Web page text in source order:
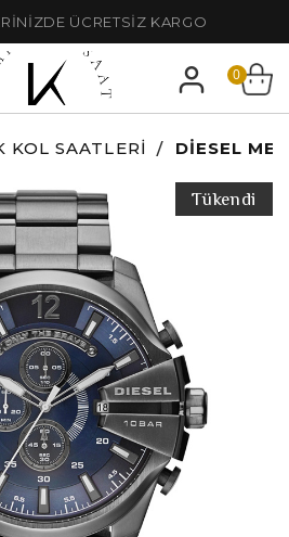
ÜCRETSİZ KARGO
0
KOL SAATLERI DIESEL
Tükendi